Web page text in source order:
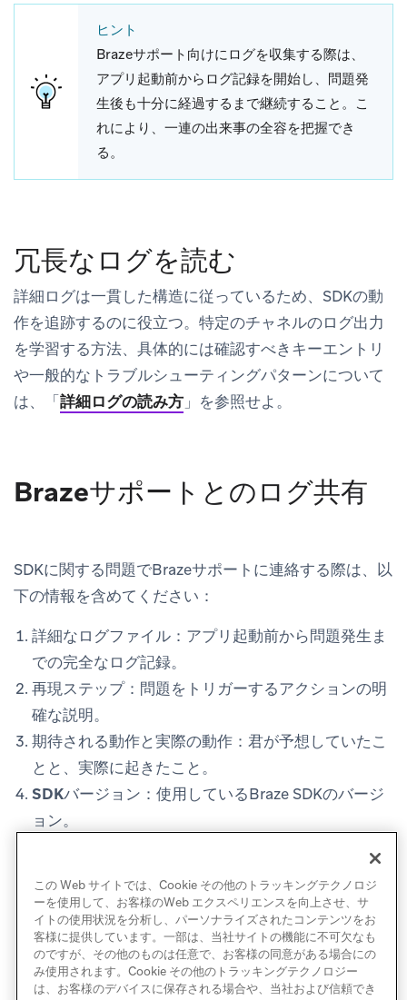
ヒント
Brazeサポート向けにログを収集する際は、
アプリ起動前からログ記録を開始し、問題発
生後も十分に経過するまで継続すること。こ
れにより、一連の出来事の全容を把握でき
る。
冗長なログを読む
詳細ログは一貫した構造に従っているため、SDKの動
作を追跡するのに役立つ。特定のチャネルのログ出力
を学習する方法、具体的には確認すべきキーエントリ
や一般的なトラブルシューティングパターンについて
は、「詳細ログの読み方 」を参照せよ。
Brazeサポートとのログ共有
SDKに関する問題でBrazeサポートに連絡する際は、以
下の情報を含めてください：
詳細なログファイル ：アプリ起動前から問題発生ま
での完全なログ記録。
再現ステップ：問題をトリガーするアクションの明
確な説明。
期待される動作と実際の動作 ：君が予想していたこ
とと、実際に起きたこと。
SDKバージョン ：使用しているBraze SDKのバージ
ョン。
のだ。
この Web サイトでは、Cookie その他のトラッキングテクノロジ
ーを使用して、お客様のWeb エクスペリエンスを向上させ、サ
イトの使用状況を分析し、パーソナライズされたコンテンツをお
客様に提供しています。一部は、当社サイトの機能に不可欠なも
のですが、その他のものは任意で、お客様の同意がある場合にの
み使用されます。Cookie その他のトラッキングテクノロジー
は、お客様のデバイスに保存される場合や、当社および信頼でき